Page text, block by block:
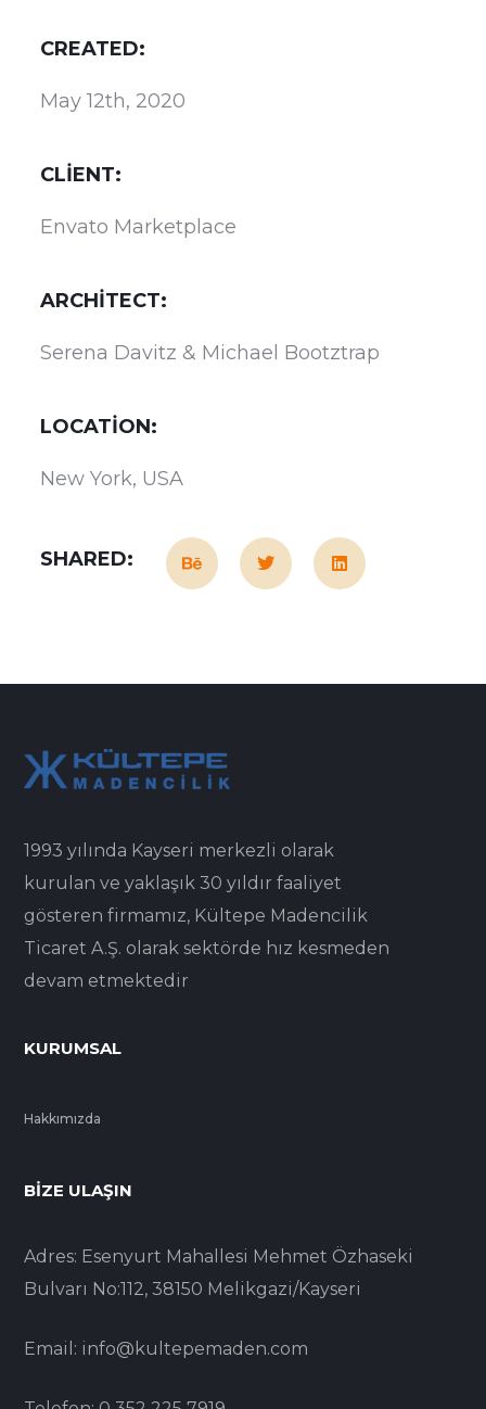
CREATED:
May 12th, 2020
CLIENT:
Envato Marketplace
ARCHITECT:
Serena Davitz & Michael Bootztrap
LOCATION:
New York, USA
SHARED:
1993 yılında Kayseri merkezli olarak
kurulan ve yaklaşık 30 yıldır faaliyet
gösteren firmamız, Kültepe Madencilik
Ticaret A.Ş. olarak sektörde hız kesmeden
devam etmektedir
KURUMSAL
Hakkımızda
BIZE ULAŞIN
Adres: Esenyurt Mahallesi Mehmet Özhaseki
Bulvarı No:112, 38150 Melikgazi/Kayseri
Email: info@kultepemaden.com